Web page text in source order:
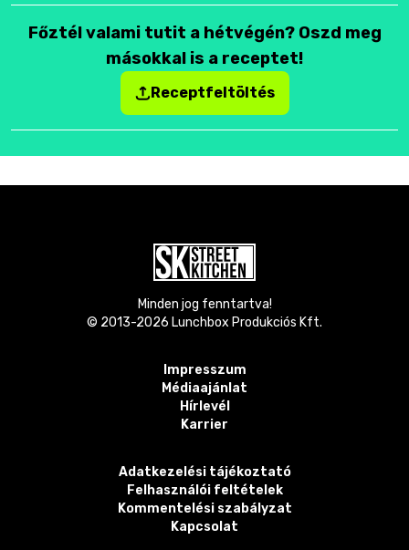
Főztél valami tutit a hétvégén? Oszd meg
másokkal is a receptet!
Receptfeltöltés
Minden jog fenntartva!
© 2013-2026 Lunchbox Produkciós Kft.
Impresszum
Médiaajánlat
Hírlevél
Karrier
Adatkezelési tájékoztató
Felhasználói feltételek
Kommentelési szabályzat
Kapcsolat